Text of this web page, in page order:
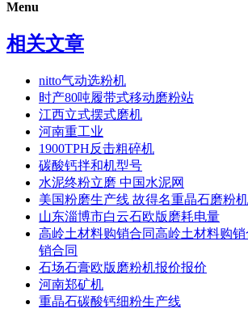
Menu
相关文章
nitto气动选粉机
时产80吨履带式移动磨粉站
江西立式摆式磨机
河南重工业
1900TPH反击粗碎机
碳酸钙拌和机型号
水泥终粉立磨 中国水泥网
美国粉磨生产线 故得名重晶石磨粉机
山东淄博市白云石欧版磨耗电量
高岭土材料购销合同高岭土材料购
销合同
石场石膏欧版磨粉机报价报价
河南郑矿机
重晶石碳酸钙细粉生产线